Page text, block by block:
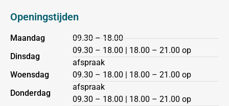
Openingstijden
Maandag
Dinsdag
Woensdag
Donderdag
09.30 – 18.00
09.30 – 18.00 | 18.00 – 21.00 op
afspraak
09.30 – 18.00 | 18.00 – 21.00 op
afspraak
09.30 – 18.00 | 18.00 – 21.00 op